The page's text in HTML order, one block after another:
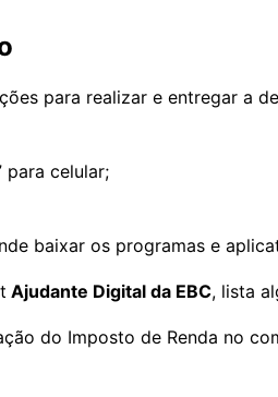
para realizar e entregar a
para celular;
baixar os programas e
Ajudante Digital da EBC, lista
do Imposto de Renda no